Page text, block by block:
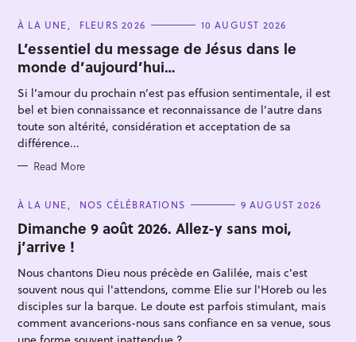
C
T
E
G
O
I
E
S
À LA UNE FLEURS 2026 10 AUGUST 2026
L’essentiel du message de Jésus dans le
monde d’aujourd’hui…
Si l’amour du prochain n’est pas effusion sentimentale, il est
bel et bien connaissance et reconnaissance de l’autre dans
toute son altérité, considération et acceptation de sa
différence...
Read More
C
T
E
G
O
R
I
E
S
À LA UNE NOS CÉLÉBRATIONS 9 AUGUST 2026
Dimanche 9 août 2026. Allez-y sans moi,
j’arrive !
Nous chantons Dieu nous précède en Galilée, mais c'est
souvent nous qui l'attendons, comme Elie sur l'Horeb ou les
disciples sur la barque. Le doute est parfois stimulant, mais
comment avancerions-nous sans confiance en sa venue, sous